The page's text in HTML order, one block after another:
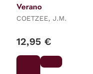
Verano
COETZEE, J.M.
12,95 €